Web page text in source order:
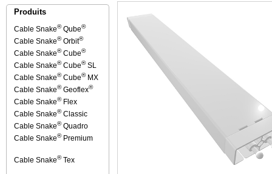
Produits
Cable Snake®Qube®
Cable Snake®Orbit®
Cable Snake®Cube®
Cable Snake®Cube®SL
Cable Snake®Cube®MX
Cable Snake®Geoflex®
Cable Snake®Flex
Cable Snake®Classic
Cable Snake®Quadro
Cable Snake®Premium
Cable Snake®Tex